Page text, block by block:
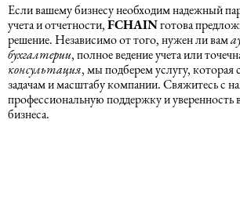
Если вашему бизнесу необходим надежный
учета и отчетности,FCHAINготова
решение. Независимо от того, нужен ли вам
бухгалтерии, полное ведение учета или
консультация, мы подберем услугу, которая
задачам и масштабу компании. Свяжитесь с
профессиональную поддержку и уверенность
бизнеса.